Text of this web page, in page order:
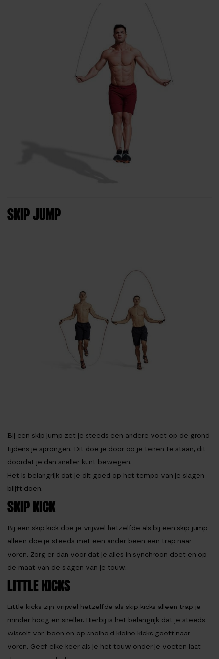
SKIP JUMP
Bij een skip jump zet je steeds een andere voet op de grond
tijdens je sprongen. Dit doe je door op je tenen te staan, dit
doordat je dan sneller kunt bewegen.
Het is belangrijk dat je dit goed op het tempo van je slagen
blijft doen.
SKIP KICK
Bij een skip kick doe je vrijwel hetzelfde als bij een skip jump
alleen doe je steeds met een ander been een trap naar
voren. Zorg er dan voor dat je alles in synchroon doet en op
de maat van de slagen van je touw.
LITTLE KICKS
Little kicks zijn vrijwel hetzelfde als skip kicks alleen trap je
minder hoog en sneller. Hierbij is het belangrijk dat je steeds
wisselt van been en op snelheid kleine kicks geeft naar
voren. Geef elke keer als je het touw onder je voeten laat